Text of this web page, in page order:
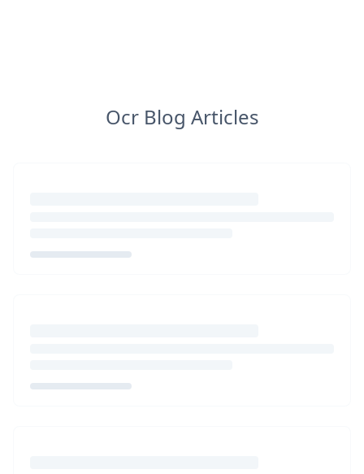
Ocr Blog Articles